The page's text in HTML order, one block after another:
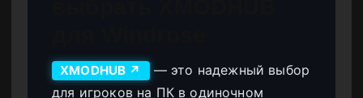
XMODHUB ↗
— это надежный выбор
для игроков на ПК в одиночном